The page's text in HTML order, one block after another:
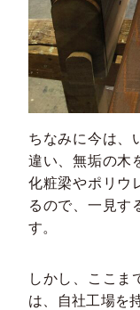
ちなみに今は、
違い、無垢の木
化粧梁やポリウ
るので、一見す
す。
しかし、ここま
は、自社工場を